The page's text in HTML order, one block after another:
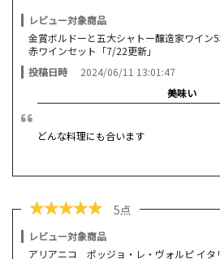
レビュー対象商品
金賞ボルドーと五大シャトー醸造家ワイン
赤ワインセット「7/22更新」
投稿日時
2024/06/11 13:01:47
美味い
どんな料理にも合います
★★★★★ 5点
レビュー対象商品
アリアニコ ポッジョ・レ・ヴォルピ イ